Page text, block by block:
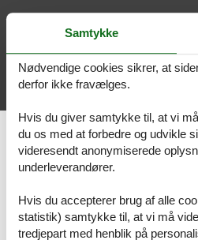
http://abildaa.dk/abildaa-brunkulsleje
Vælg mellem 8
Det
Abildå Brunkulsleje, er startet af
Gennem årene er forskellige, gamle
museet drives af engagerede frivillige.
Som det eneste sted i Danmark, kan
Samtykke
Nødvendige cookies sikrer, at
derfor ikke fravælges.
Hvis du giver samtykke til, at vi
du os med at forbedre og udvikle
videresendt anonymiserede
underleverandører.
Hvis du accepterer brug af alle
statistik) samtykke til, at vi må
tredjepart med henblik på